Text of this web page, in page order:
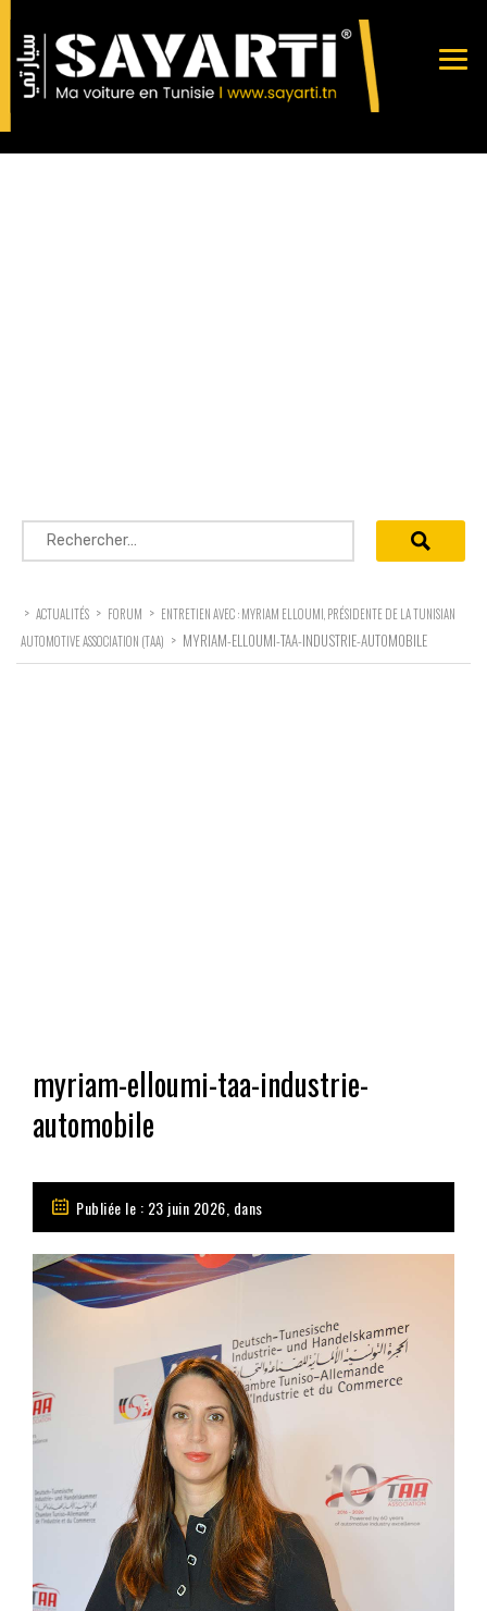
Rechercher :
> ACTUALITÉS > FORUM > ENTRETIEN AVEC : MYRIAM ELLOUMI, PRÉSIDENTE DE LA TUNISIAN
AUTOMOTIVE ASSOCIATION (TAA) > MYRIAM-ELLOUMI-TAA-INDUSTRIE-AUTOMOBILE
myriam-elloumi-taa-industrie-
automobile
Publiée le : 23 juin 2026, dans